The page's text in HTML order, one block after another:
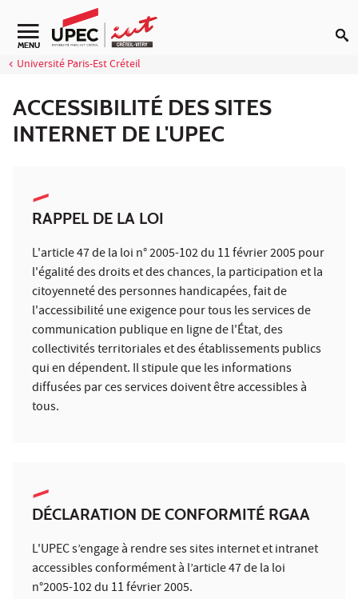
Aller au contenu
MENU
Université Paris-Est Créteil
ACCESSIBILITÉ DES SITES
INTERNET DE L'UPEC
RAPPEL DE LA LOI
L'article 47 de la loi n° 2005-102 du 11 février 2005 pour
l'égalité des droits et des chances, la participation et la
citoyenneté des personnes handicapées, fait de
l'accessibilité une exigence pour tous les services de
communication publique en ligne de l'État, des
collectivités territoriales et des établissements publics
qui en dépendent. Il stipule que les informations
diffusées par ces services doivent être accessibles à
tous.
DÉCLARATION DE CONFORMITÉ RGAA
L'UPEC s’engage à rendre ses sites internet et intranet
accessibles conformément à l’article 47 de la loi
n°2005-102 du 11 février 2005.